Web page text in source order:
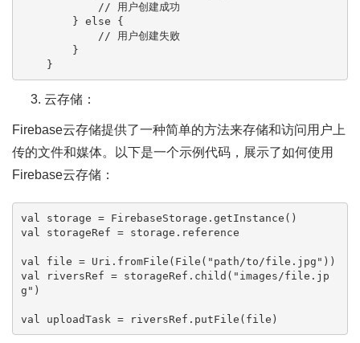
// 用户创建成功
        }
else {
// 用户创建失败
云存储：
Firebase云存储提供了一种简单的方法来存储和访问用户上
传的文件和媒体。以下是一个示例代码，展示了如何使用
Firebase云存储：
val
val
storageRef = storage.reference
val file = Uri.fromFile(File( "path/to/file.jpg"
val
riversRef = storageRef.child( "images/file.jp
g" )
val